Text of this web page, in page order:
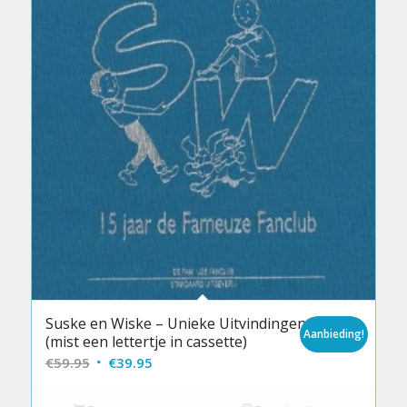
Suske en Wiske – Unieke Uitvindingen
(mist een lettertje in cassette)
€59.95 Oorspronkelijke
€39.95Huidige
Aanbieding!